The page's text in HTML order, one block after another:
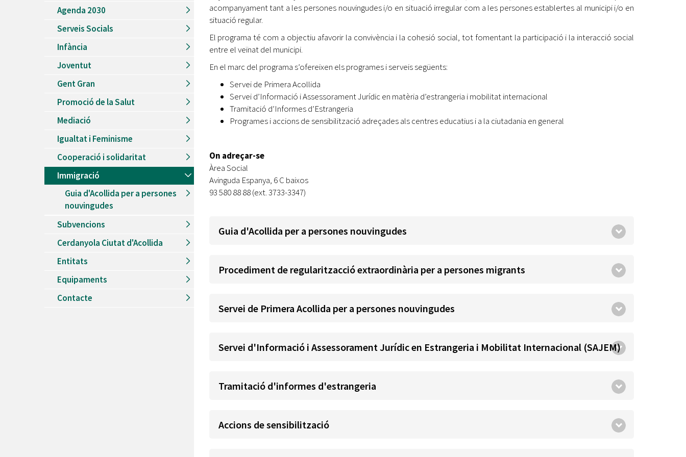
Recursos Humans
Retiment de Comptes
Dades Obertes
Catàleg de Serveis i Tràmits
Patis oberts temporada d'estiu
Del13/06/2026
Piscines d'estiu a Cerdanyola
Refugis climàtics a Cerdanyola
Del22/05/2026 al 06/09/2026
Jocs d'aigua del Parc Cordelles
Decorem! Conte 'La truita de nabius'
Oberta la convocatòria d'Ajuts per a l'autoocupació
Cerdanyola opta a més de 5 milions d'euros del Pla de
Barris per transformar les Fontetes, Quatre Cantons i
El FIT presenta el cartell de la seva 16a edició i dona el
tret de sortida al festival
L’Ajuntament reparteix ulleres gratuïtes per veure
l'eclipsi solar
Webs Municipals
Agenda 2030
Serveis Socials
Infància
Joventut
Gent Gran
Promoció de la Salut
Mediació
Igualtat i Feminisme
Cooperació i solidaritat
Immigració
Guia d'Acollida per a persones
nouvingudes
Subvencions
Cerdanyola Ciutat d'Acollida
Entitats
Equipaments
Contacte
acompanyament tant a les persones nouvingudes i/o en situació irregular com a les persones establertes al municipi i/o en
situació regular.
El programa té com a objectiu afavorir la convivència i la cohesió social, tot fomentant la participació i la interacció social
entre el veïnat del municipi.
En el marc del programa s’ofereixen els programes i serveis següents:
Servei de Primera Acollida
Servei d’Informació i Assessorament Jurídic en matèria d’estrangeria i mobilitat internacional
Tramitació d’Informes d’Estrangeria
Programes i accions de sensibilització adreçades als centres educatius i a la ciutadania en general
On adreçar-se
Àrea Social
Avinguda Espanya, 6 C baixos
93 580 88 88 (ext. 3733-3347)
Guia d'Acollida per a persones nouvingudes
Procediment de regularitzacció extraordinària per a persones migrants
Servei de Primera Acollida per a persones nouvingudes
Servei d'Informació i Assessorament Jurídic en Estrangeria i Mobilitat Internacional (SAJEM)
Tramitació d'informes d'estrangeria
Accions de sensibilització